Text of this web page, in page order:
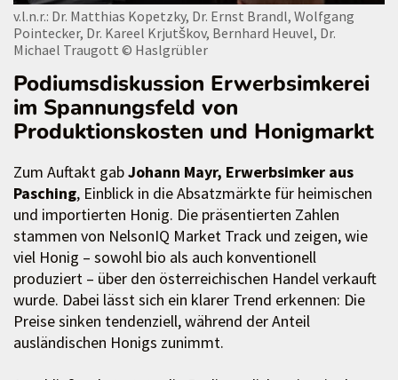
v.l.n.r.: Dr. Matthias Kopetzky, Dr. Ernst Brandl, Wolfgang
Pointecker, Dr. Kareel Krjutškov, Bernhard Heuvel, Dr.
Michael Traugott © Haslgrübler
Podiumsdiskussion Erwerbsimkerei
im Spannungsfeld von
Produktionskosten und Honigmarkt
Zum Auftakt gabJohann Mayr, Erwerbsimker aus
Pasching, Einblick in die Absatzmärkte für heimischen
und importierten Honig. Die präsentierten Zahlen
stammen von NelsonIQ Market Track und zeigen, wie
viel Honig – sowohl bio als auch konventionell
produziert – über den österreichischen Handel verkauft
wurde. Dabei lässt sich ein klarer Trend erkennen: Die
Preise sinken tendenziell, während der Anteil
ausländischen Honigs zunimmt.